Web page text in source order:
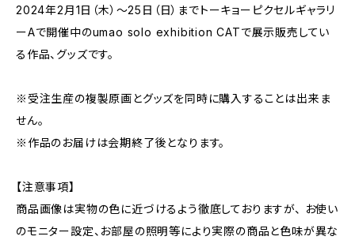
2024年2月1日（木）〜25日（日）までトーキョーピクセルギャラリ
ーAで開催中のumao solo exhibition CATで展示販売してい
る作品、グッズです。
※受注生産の複製原画とグッズを同時に購入することは出来ま
せん。
※作品のお届けは会期終了後となります。
【注意事項】
商品画像は実物の色に近づけるよう徹底しておりますが、 お使い
のモニター設定、お部屋の照明等により実際の商品と色味が異な